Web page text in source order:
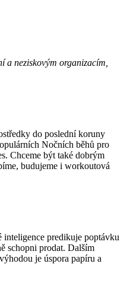
a neziskovým organizacím,
do poslední koruny
Nočních běhů pro
Chceme být také dobrým
budujeme i workoutová
predikuje poptávku
schopni prodat. Dalším
je úspora papíru a